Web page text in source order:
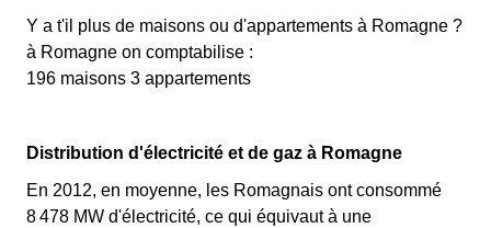
Y a t'il plus de maisons ou d'appartements à Romagne ?
à Romagne on comptabilise :
196 maisons 3 appartements
Distribution d'électricité et de gaz à Romagne
En 2012, en moyenne, les Romagnais ont consommé
8 478 MW d'électricité, ce qui équivaut à une